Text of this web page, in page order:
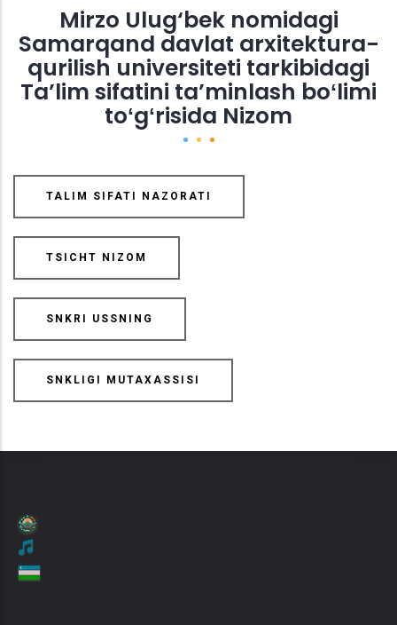
Mirzo Ulug‘bek nomidagi
Samarqand davlat arxitektura-
qurilish universiteti tarkibidagi
Ta’lim sifatini ta’minlash boʻlimi
toʻgʻrisida Nizom
TALIM SIFATI NAZORATI
TSICHT NIZOM
SNKRI USSNING
SNKLIGI MUTAXASSISI